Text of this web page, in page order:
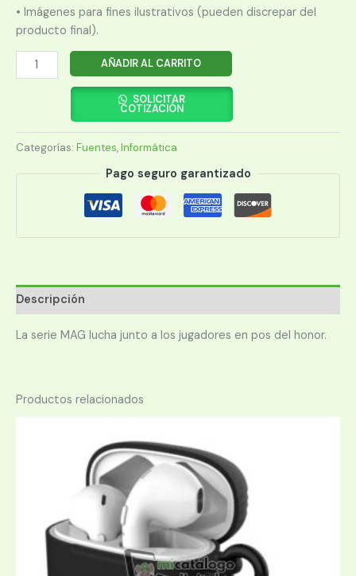
• Imágenes para fines ilustrativos (pueden discrepar del
producto final).
FUENTE
MSI
cantidad
AÑADIR AL CARRITO
SOLICITAR
COTIZACIÓN
Categorías: Fuentes,Informática
Pago seguro garantizado
Descripción
La serie MAG lucha junto a los jugadores en pos del honor.
Productos relacionados